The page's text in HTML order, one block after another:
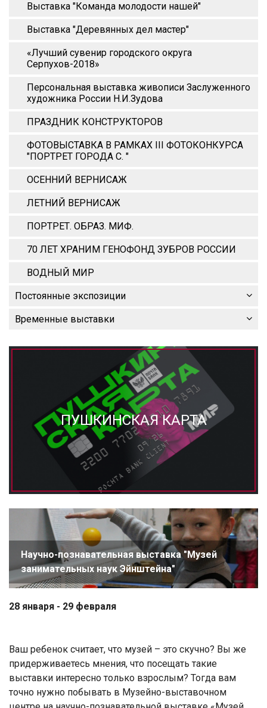
Выставка "Команда молодости нашей"
Выставка "Деревянных дел мастер"
«Лучший сувенир городского округа
Серпухов-2018»
Персональная выставка живописи Заслуженного
художника России Н.И.Зудова
ПРАЗДНИК КОНСТРУКТОРОВ
ФОТОВЫСТАВКА В РАМКАХ III ФОТОКОНКУРСА
"ПОРТРЕТ ГОРОДА С. "
ОСЕННИЙ ВЕРНИСАЖ
ЛЕТНИЙ ВЕРНИСАЖ
ПОРТРЕТ. ОБРАЗ. МИФ.
70 ЛЕТ ХРАНИМ ГЕНОФОНД ЗУБРОВ РОССИИ
ВОДНЫЙ МИР
Постоянные экспозиции
Временные выставки
ПУШКИНСКАЯ КАРТА
Научно-познавательная выставка "Музей
занимательных наук Эйнштейна"
28 января - 29 февраля
Ваш ребенок считает, что музей – это скучно? Вы же
придерживаетесь мнения, что посещать такие
выставки интересно только взрослым? Тогда вам
точно нужно побывать в Музейно-выставочном